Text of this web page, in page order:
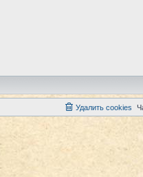
Удалить cookies